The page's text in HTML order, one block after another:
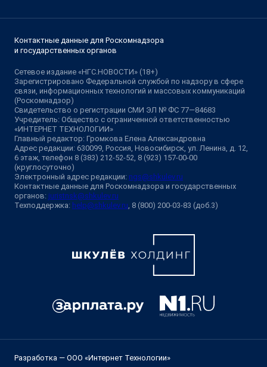
Контактные данные для Роскомнадзора
и государственных органов
Сетевое издание «НГС.НОВОСТИ» (18+)
Зарегистрировано Федеральной службой по надзору в сфере
связи, информационных технологий и массовых коммуникаций
(Роскомнадзор)
Свидетельство о регистрации СМИ ЭЛ № ФС 77—84683
Учредитель: Общество с ограниченной ответственностью
«ИНТЕРНЕТ ТЕХНОЛОГИИ»
Главный редактор: Громкова Елена Александровна
Адрес редакции: 630099, Россия, Новосибирск, ул. Ленина, д. 12,
6 этаж, телефон 8 (383) 212-52-52, 8 (923) 157-00-00
(круглосуточно)
Электронный адрес редакции: ngs@shkulev.ru
Контактные данные для Роскомнадзора и государственных
органов: juristnsk@shkulev.ru
Техподдержка: help@shkulev.ru, 8 (800) 200-03-83 (доб.3)
Разработка — ООО «Интернет Технологии»